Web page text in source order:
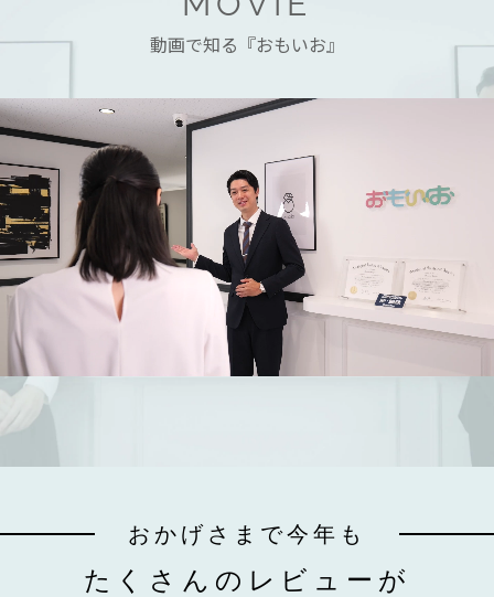
動画で知る『おもいお』
おかげさまで今年も
たくさんのレビューが